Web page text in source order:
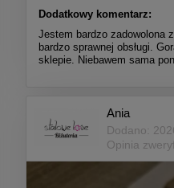
Dodatkowy komentarz:
Jestem bardzo zadowolona
bardzo sprawnej obsługi.
sklepie. Niebawem sama
Ania
Dodano:
Opinia